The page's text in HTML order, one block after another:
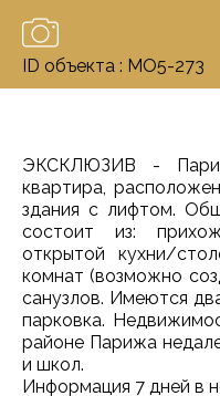
ID объекта : MO5-273
ЭКСКЛЮЗИВ -
квартира,
здания с лифтом.
состоит из:
открытой кухни/
комнат (возможно
санузлов. Имеются
парковка.
районе Парижа
и школ.
Информация 7 дней в